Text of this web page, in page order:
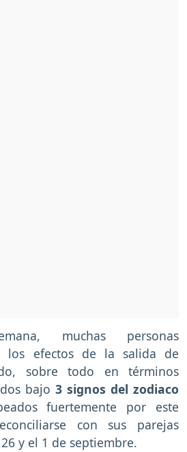
muchas personas
los efectos de la salida de
sobre todo en términos
bajo 3 signos del zodiaco
fuertemente por este
con sus parejas
y el 1 de septiembre.